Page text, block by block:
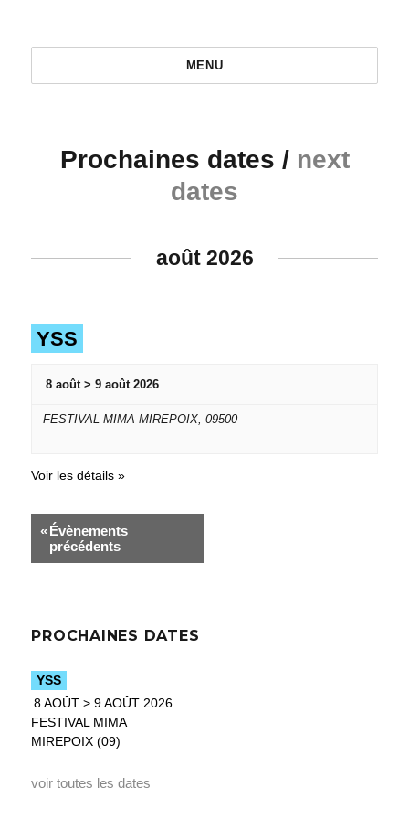
MENU
Prochaines dates / next
dates
août 2026
YSS
8 août > 9 août 2026
FESTIVAL MIMAMIREPOIX 09500
Voir les détails »
«Évènements
précédents
PROCHAINES DATES
YSS
8 AOÛT > 9 AOÛT 2026
FESTIVAL MIMA
MIREPOIX (09)
voir toutes les dates